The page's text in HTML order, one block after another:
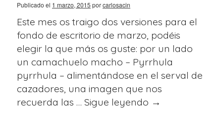
Publicado el 1 marzo, 2015 porcarlosacin
Este mes os traigo dos versiones para el
fondo de escritorio de marzo, podéis
elegir la que más os guste: por un lado
un camachuelo macho – Pyrrhula
pyrrhula – alimentándose en el serval de
cazadores, una imagen que nos
recuerda las … Sigue leyendo →